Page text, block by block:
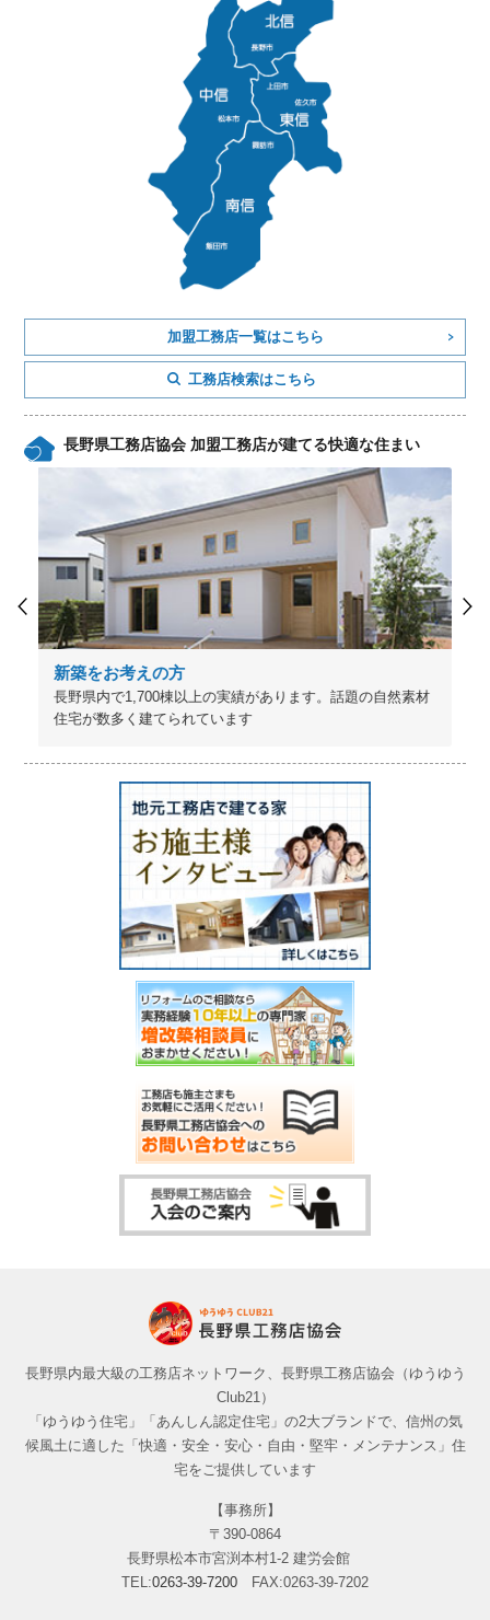
加盟工務店一覧はこちら
工務店検索はこちら
長野県工務店協会 加盟工務店が建てる快適な住まい
新築をお考えの方
長野県内で1,700棟以上の実績があります。話題の自然素材
住宅が数多く建てられています
長野県内最大級の工務店ネットワーク、長野県工務店協会（ゆうゆう
Club21）
「ゆうゆう住宅」「あんしん認定住宅」の2大ブランドで、信州の気
候風土に適した「快適・安全・安心・自由・堅牢・メンテナンス」住
宅をご提供しています
【事務所】
〒390-0864
長野県松本市宮渕本村1-2 建労会館
TEL:0263-39-7200 FAX:0263-39-7202